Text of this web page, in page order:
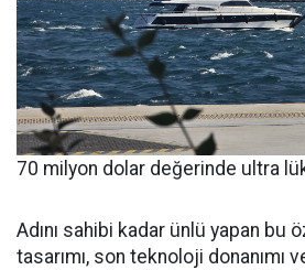
70 milyon dolar değerinde ultra
Adını sahibi kadar ünlü yapan bu
tasarımı, son teknoloji donanımı